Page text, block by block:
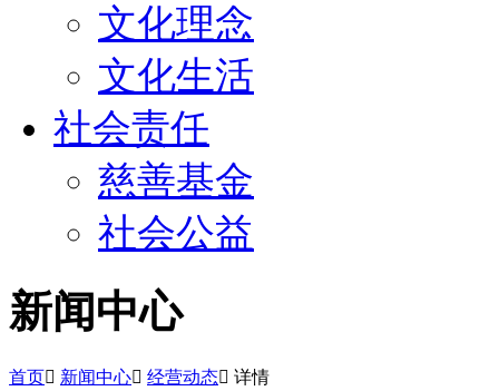
文化理念
文化生活
社会责任
慈善基金
社会公益
新闻中心
首页 新闻中心 经营动态 详情